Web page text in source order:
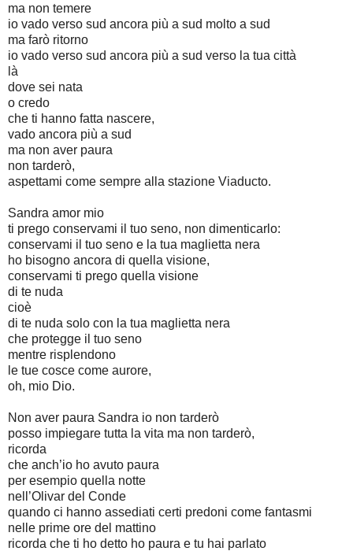
ma non temere
io vado verso sud ancora più a sud molto a sud
ma farò ritorno
io vado verso sud ancora più a sud verso la tua città
là
dove sei nata
o credo
che ti hanno fatta nascere,
vado ancora più a sud
ma non aver paura
non tarderò,
aspettami come sempre alla stazione Viaducto.
Sandra amor mio
ti prego conservami il tuo seno, non dimenticarlo:
conservami il tuo seno e la tua maglietta nera
ho bisogno ancora di quella visione,
conservami ti prego quella visione
di te nuda
cioè
di te nuda solo con la tua maglietta nera
che protegge il tuo seno
mentre risplendono
le tue cosce come aurore,
oh, mio Dio.
Non aver paura Sandra io non tarderò
posso impiegare tutta la vita ma non tarderò,
ricorda
che anch’io ho avuto paura
per esempio quella notte
nell’Olivar del Conde
quando ci hanno assediati certi predoni come fantasmi
nelle prime ore del mattino
ricorda che ti ho detto ho paura e tu hai parlato